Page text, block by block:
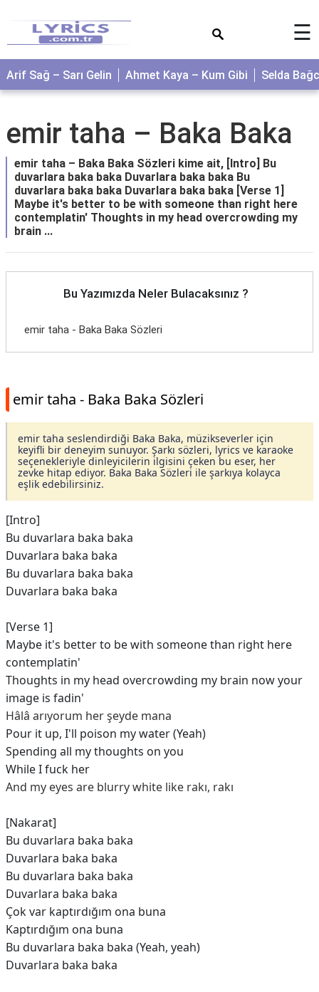
☰
Arif Sağ – Sarı Gelin Ahmet Kaya – Kum Gibi Selda
​emir taha – Baka Baka
​emir taha – Baka Baka Sözleri kime ait, [Intro] Bu
duvarlara baka baka Duvarlara baka baka Bu
duvarlara baka baka Duvarlara baka baka [Verse 1]
Maybe it's better to be with someone than right here
contemplatin' Thoughts in my head overcrowding my
brain ...
Bu Yazımızda Neler Bulacaksınız ?
​emir taha - Baka Baka Sözleri
​emir taha - Baka Baka Sözleri
​emir taha seslendirdiği Baka Baka, müzikseverler için
keyifli bir deneyim sunuyor. Şarkı sözleri, lyrics ve karaoke
seçenekleriyle dinleyicilerin ilgisini çeken bu eser, her
zevke hitap ediyor. Baka Baka Sözleri ile şarkıya kolayca
eşlik edebilirsiniz.
[Intro]
Bu duvarlara baka baka
Duvarlara baka baka
Bu duvarlara baka baka
Duvarlara baka baka
[Verse 1]
Maybe it's better to be with someone than right here
contemplatin'
Thoughts in my head overcrowding my brain now your
image is fadin'
Hâlâ arıyorum her şeyde mana
Pour it up, I'll poison my water (Yeah)
Spending all my thoughts on you
While I fuck her
And my eyes are blurry white like rakı, rakı
[Nakarat]
Bu duvarlara baka baka
Duvarlara baka baka
Bu duvarlara baka baka
Duvarlara baka baka
Çok var kaptırdığım ona buna
Kaptırdığım ona buna
Bu duvarlara baka baka (Yeah, yeah)
Duvarlara baka baka